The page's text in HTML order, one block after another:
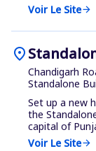
Voir Le Sitearrow_forward
location_on
Chandigarh
Standalone
Set up a new
the
capital of
Voir Le Sitearrow_forward